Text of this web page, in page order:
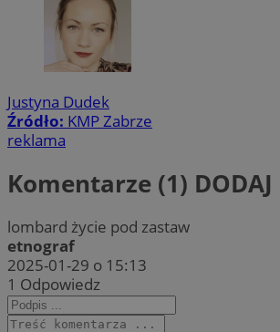
Justyna Dudek
Źródło: KMP Zabrze
reklama
Komentarze (1) DODAJ
lombard życie pod zastaw
etnograf
2025-01-29 o 15:13
1 Odpowiedz